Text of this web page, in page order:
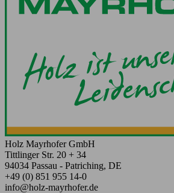
Holz Mayrhofer GmbH
Tittlinger Str. 20 + 34
94034 Passau - Patriching, DE
+49 (0) 851 955 14-0
info@holz-mayrhofer.de